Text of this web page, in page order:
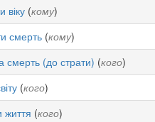
віку (кому)
смерть (кому)
смерть (до страти) (кого)
(кого)
життя (кого)